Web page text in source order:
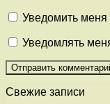
Уведомить
Уведомлять
Свежие записи